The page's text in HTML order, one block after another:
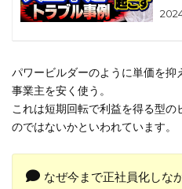
パワービルダーのように単価を抑
事業主を安く使う。
これは短期回転で利益を得る型
のではないかといわれています。
なぜ今まで正社員化しな